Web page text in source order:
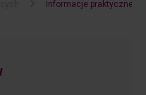
Informacje praktyczne